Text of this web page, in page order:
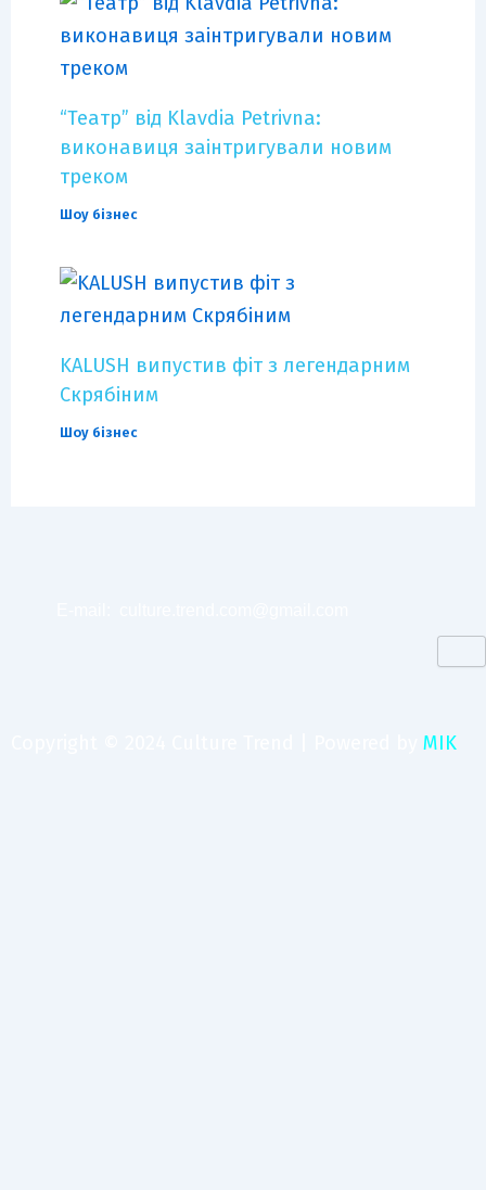
“Театр” від Klavdia Petrivna:
виконавиця заінтригували новим
треком
Шоу бізнес
KALUSH випустив фіт з легендарним
Скрябіним
Шоу бізнес
MIK